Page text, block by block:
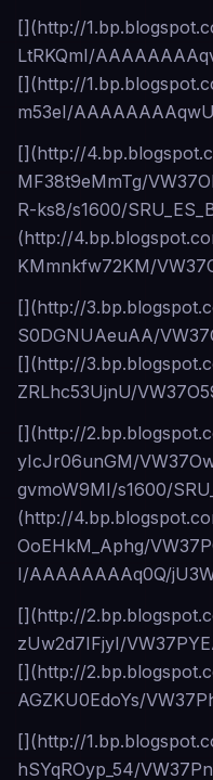
[](http://
LtRKQmI/
[](http://
m53eI/
[](http://
MF38t9eMmTg/
R-ks8/s1600/
(http://
KMmnkfw72KM/
[](http://
S0DGNUAeuAA/
[](http://
ZRLhc53UjnU/
[](http://
yIcJr06unGM/
gvmoW9MI/s1600/
(http://
OoEHkM_Aphg/
I/AAAAAAAAq0Q/
[](http://
zUw2d7IFjyI/
[](http://
AGZKU0EdoYs/
[](http://
hSYqROyp_54/